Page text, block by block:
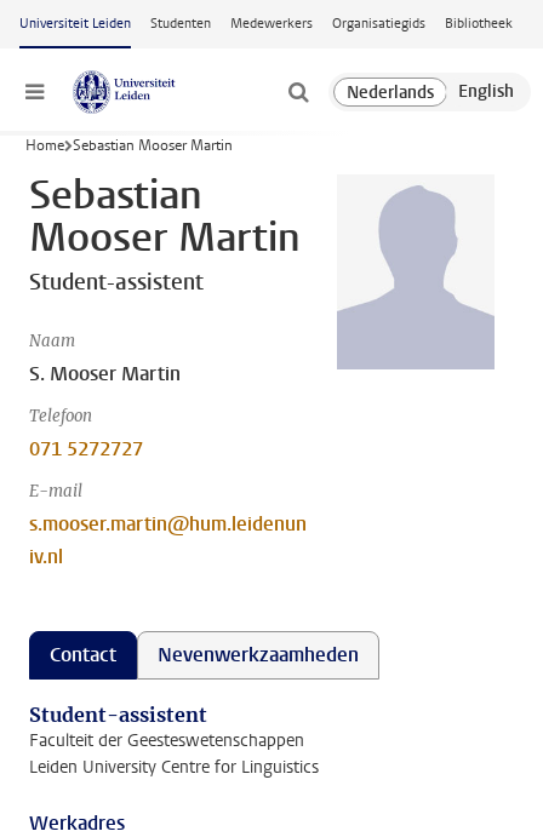
Ga naar hoofdinhoud
Universiteit Leiden Studenten Medewerkers Organisatiegids Bibliotheek
Menu
Home Sebastian Mooser Martin
Sebastian
Mooser Martin
Student-assistent
Naam
S. Mooser Martin
Telefoon
071 5272727
E-mail
s.mooser.martin@hum.leidenun
iv.nl
Contact Nevenwerkzaamheden
Student-assistent
Faculteit der Geesteswetenschappen
Leiden University Centre for Linguistics
Werkadres